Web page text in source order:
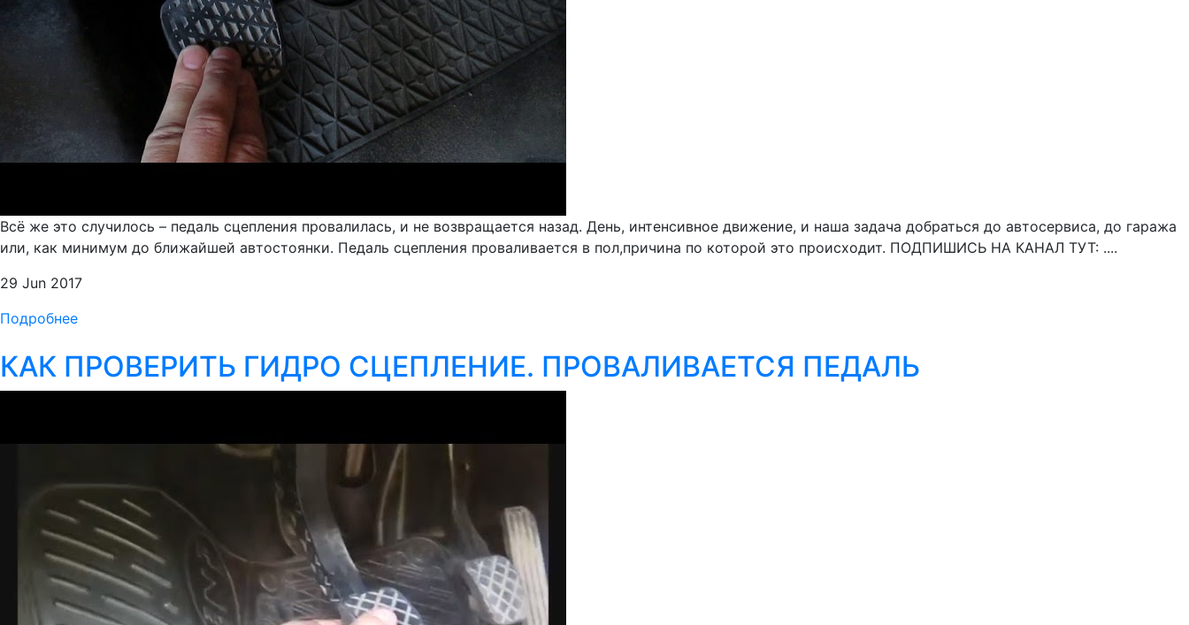
Всё же это случилось – педаль сцепления провалилась, и не возвращается назад. День, интенсивное движение, и наша задача добраться до автосервиса, до гаража
или, как минимум до ближайшей автостоянки. Педаль сцепления проваливается в пол,причина по которой это происходит. ПОДПИШИСЬ НА КАНАЛ ТУТ: ....
29 Jun 2017
Подробнее
КАК ПРОВЕРИТЬ ГИДРО СЦЕПЛЕНИЕ. ПРОВАЛИВАЕТСЯ ПЕДАЛЬ